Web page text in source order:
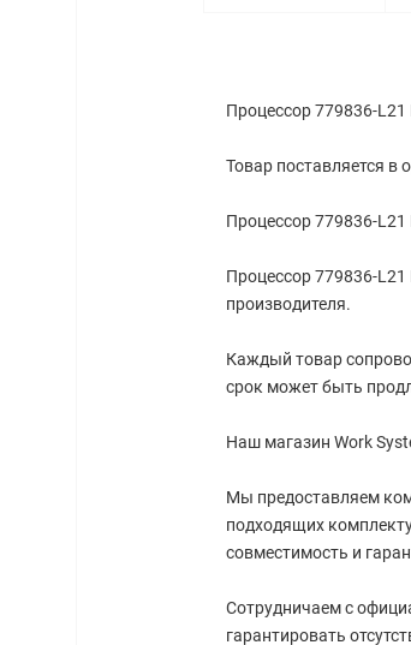
Процессор 779836-
Товар поставляется в
Процессор 779836-
Процессор 779836-
производителя.
Каждый товар
срок может быть
Наш магазин Work
Мы предоставляем
подходящих
совместимость и
Сотрудничаем с
гарантировать